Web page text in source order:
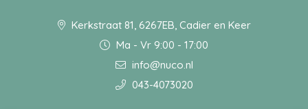
Kerkstraat 81, 6267EB, Cadier en Keer
Ma - Vr 9:00 - 17:00
info@nuco.nl
043-4073020